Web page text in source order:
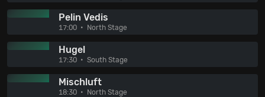
Pelin Vedis
17:00 North Stage
Hugel
17:30 South Stage
Mischluft
18:30 North Stage